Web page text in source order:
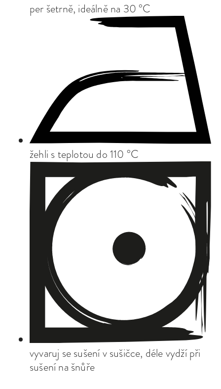
per šetrně, ideálně na 30 °C
žehli s teplotou do 110 °C
vyvaruj se sušení v sušičce, déle vydží při
sušení na šnůře